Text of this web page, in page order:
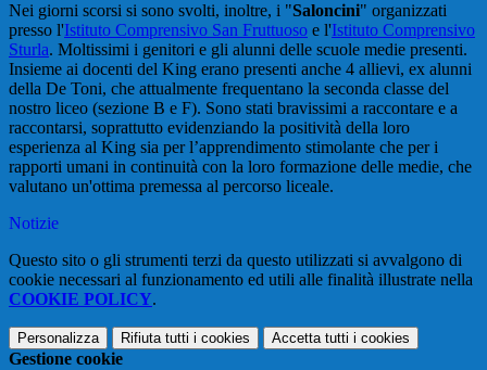
Nei giorni scorsi si sono svolti, inoltre, i "Saloncini" organizzati
presso l'Istituto Comprensivo San Fruttuoso e l'Istituto Comprensivo
Sturla. Moltissimi i genitori e gli alunni delle scuole medie presenti.
Insieme ai docenti del King erano presenti anche 4 allievi, ex alunni
della De Toni, che attualmente frequentano la seconda classe del
nostro liceo (sezione B e F). Sono stati bravissimi a raccontare e a
raccontarsi, soprattutto evidenziando la positività della loro
esperienza al King sia per l’apprendimento stimolante che per i
rapporti umani in continuità con la loro formazione delle medie, che
valutano un'ottima premessa al percorso liceale.
Notizie
Questo sito o gli strumenti terzi da questo utilizzati si avvalgono di
cookie necessari al funzionamento ed utili alle finalità illustrate nella
COOKIE POLICY.
Personalizza Rifiuta tutti i cookies Accetta tutti i cookies
Gestione cookie